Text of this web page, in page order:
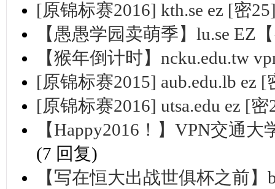
[原锦标赛2016] kth.se ez [密
【愚愚学园卖萌季】lu.se EZ
【猴年倒计时】ncku.edu.tw
[原锦标赛2015] aub.edu.lb ez
[原锦标赛2016] utsa.edu ez [
【Happy2016！】VPN交通
(7 回复)
【写在恒大出战世俱杯之前